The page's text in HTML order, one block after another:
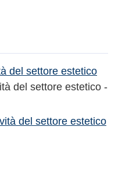
del settore estetico
del settore estetico -
del settore estetico